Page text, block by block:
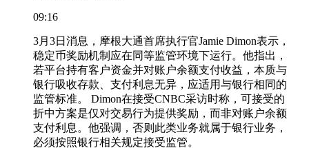
09:16
3月3日消息，摩根大通首席执行官Jamie Dimon表示，
稳定币奖励机制应在同等监管环境下运行。他指出，
若平台持有客户资金并对账户余额支付收益，本质与
银行吸收存款、支付利息无异，应适用与银行相同的
监管标准。 Dimon在接受CNBC采访时称，可接受的
折中方案是仅对交易行为提供奖励，而非对账户余额
支付利息。他强调，否则此类业务就属于银行业务，
必须按照银行相关规定接受监管。